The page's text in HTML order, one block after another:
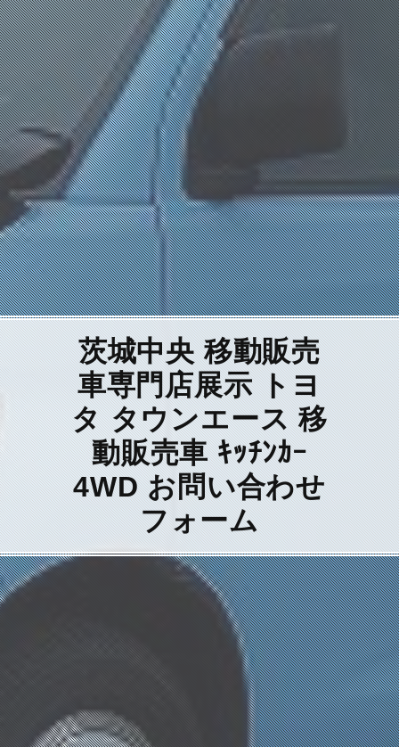
茨城中央 移動販売
車専門店展示 トヨ
タ タウンエース 移
動販売車 ｷｯﾁﾝｶｰ
4WD お問い合わせ
フォーム